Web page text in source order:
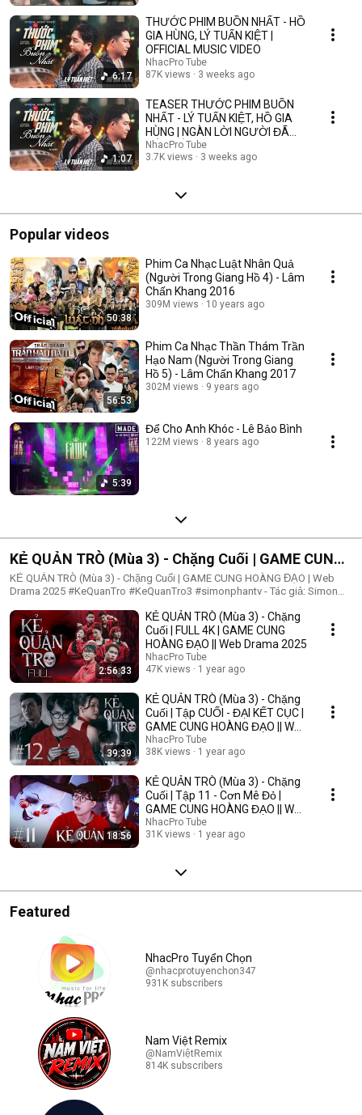
6:17
THƯỚC PHIM BUỒN NHẤT - HỒ
GIA HÙNG, LÝ TUẤN KIỆT |
OFFICIAL MUSIC VIDEO
NhacPro Tube
87K views
3 weeks ago
1:07
TEASER THƯỚC PHIM BUỒN
NHẤT - LÝ TUẤN KIỆT, HỒ GIA
HÙNG | NGÀN LỜI NGƯỜI ĐÃ
NÓI KHÔNG SAI ....
NhacPro Tube
3.7K views
3 weeks ago
Popular videos
50:38
Phim Ca Nhạc Luật Nhân Quả
(Người Trong Giang Hồ 4) - Lâm
Chấn Khang 2016
309M views 10 years ago
56:53
Phim Ca Nhạc Thần Thám Trần
Hạo Nam (Người Trong Giang
Hồ 5) - Lâm Chấn Khang 2017
302M views 9 years ago
5:39
Để Cho Anh Khóc - Lê Bảo Bình
122M views 8 years ago
KẺ QUẢN TRÒ (Mùa 3) - Chặng Cuối | GAME CUNG
HOÀNG ĐẠO | Web Drama 2025
KẺ QUẢN TRÒ (Mùa 3) - Chặng Cuối | GAME CUNG HOÀNG ĐẠO | Web
Drama 2025 #KeQuanTro #KeQuanTro3 #simonphantv - Tác giả: Simon
Khánh Duy ► Một trò chơi kỳ lạ, với mức thưởng tiền tỷ. Một trò chơi
mang hơi hướng của show truyền hình thực tế, nhưng dần trở nên đen tối
hơn quà từng vòng. Ai sẽ là người chiến thắng cuối cùng?. Mục đích của
KẺ QUẢN TRÒ là gì?. Và gương mặt đằng sau chiếc mặt nạ. Tất cả sẽ tiết
lộ trong seri web drama KẺ QUẢN TRÒ (Mùa 3) Simon Phan _ Anh trai
Simon Huỳnh Nhựt _ Diễn viên Huỳnh Nhựt Bnat _ Ca sĩ Bnat Bảo Ngân _
Cô giáo Bảo Ngân Trúc _ TikToker Trúc Khánh Duy _ Nghệ sĩ Khánh Duy
Simon Phan _ Em trai Cá Hồi
2:56:33
KẺ QUẢN TRÒ (Mùa 3) - Chặng
Cuối | FULL 4K | GAME CUNG
HOÀNG ĐẠO || Web Drama 2025
NhacPro Tube
47K views
1 year ago
39:39
KẺ QUẢN TRÒ (Mùa 3) - Chặng
Cuối | Tập CUỐI - ĐẠI KẾT CỤC |
GAME CUNG HOÀNG ĐẠO || Web
Drama 2025
NhacPro Tube
38K views
1 year ago
18:56
KẺ QUẢN TRÒ (Mùa 3) - Chặng
Cuối | Tập 11 - Cơn Mê Đỏ |
GAME CUNG HOÀNG ĐẠO || Web
Drama 2025
NhacPro Tube
31K views
1 year ago
Featured
NhacPro Tuyển Chọn
@nhacprotuyenchon347
931K subscribers
Nam Việt Remix
@NamViệtRemix
814K subscribers